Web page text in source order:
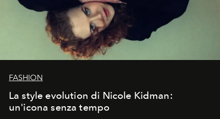
FASHION
La style evolution di Nicole Kidman:
un'icona senza tempo